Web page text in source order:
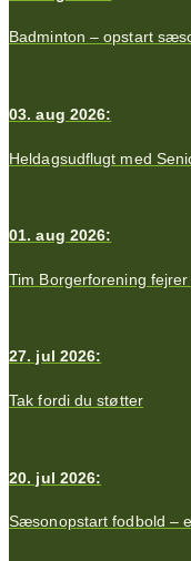
Badminton – opstart
03. aug 2026:
Heldagsudflugt med
01. aug 2026:
Tim Borgerforening
27. jul 2026:
Tak fordi du støtter
20. jul 2026:
Sæsonopstart fodbold –